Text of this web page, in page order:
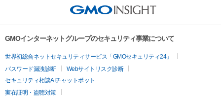
GMOインターネットグループのセキュリティ事業について
世界初総合ネットセキュリティサービス「GMOセキュリティ24」
パスワード漏洩診断
Webサイトリスク診断
セキュリティ相談AIチャットボット
実在証明・盗聴対策